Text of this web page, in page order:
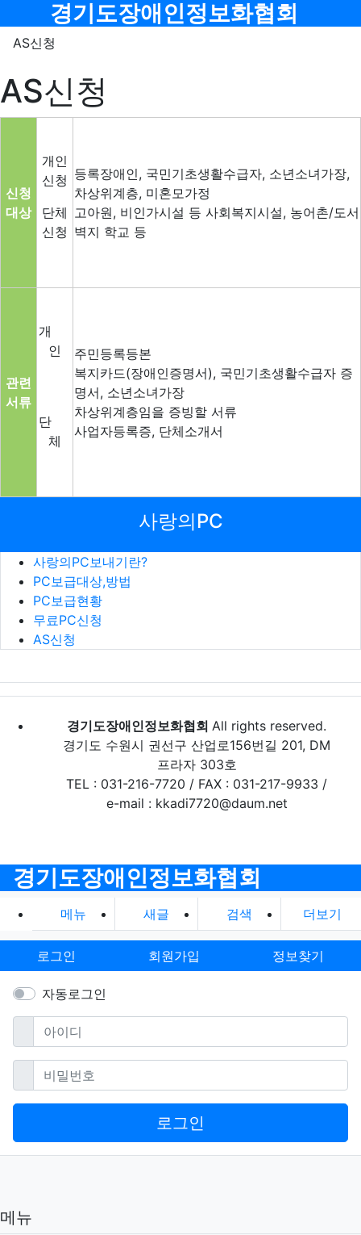
메뉴경기도장애인정보화협회
AS신청
AS신청
신청
대상
개인
신청
단체
신청
등록장애인, 국민기초생활수급자, 소년소녀가장,
차상위계층, 미혼모가정
고아원, 비인가시설 등 사회복지시설, 농어촌/도서
벽지 학교 등
관련
서류
개
인
단
체
주민등록등본
복지카드(장애인증명서), 국민기초생활수급자 증
명서, 소년소녀가장
차상위계층임을 증빙할 서류
사업자등록증, 단체소개서
사랑의PC
사랑의PC보내기란?
PC보급대상,방법
PC보급현황
무료PC신청
AS신청
경기도장애인정보화협회 All rights reserved.
경기도 수원시 권선구 산업로156번길 201, DM
프라자 303호
TEL : 031-216-7720 / FAX : 031-217-9933 /
e-mail : kkadi7720@daum.net
경기도장애인정보화협회
메뉴 새글 검색 더보기
로그인 회원가입 정보찾기
자동로그인
아이디필수
비밀번호필수
로그인
메뉴